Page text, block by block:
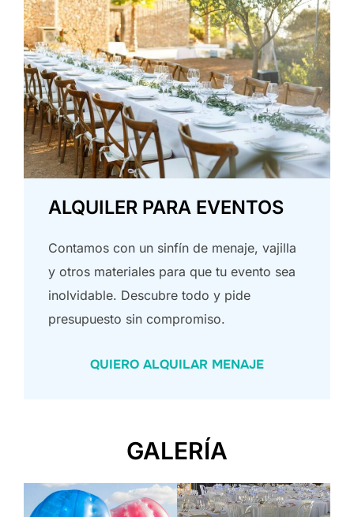
ALQUILER PARA EVENTOS
Contamos con un sinfín de menaje, vajilla
y otros materiales para que tu evento sea
inolvidable. Descubre todo y pide
presupuesto sin compromiso.
QUIERO ALQUILAR MENAJE
GALERÍA